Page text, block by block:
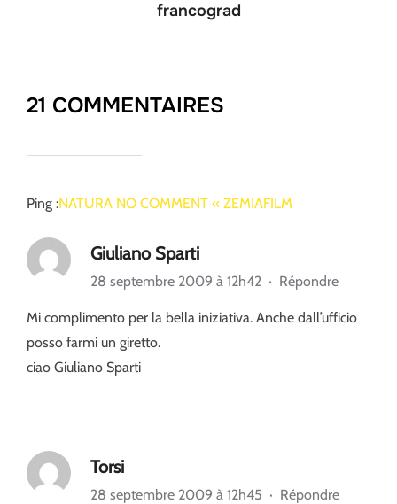
francograd
21 COMMENTAIRES
Ping :NATURA NO COMMENT « ZEMIAFILM
Giuliano Sparti
28 septembre 2009 à 12h42 · Répondre
Mi complimento per la bella iniziativa. Anche dall’ufficio
posso farmi un giretto.
ciao Giuliano Sparti
Torsi
28 septembre 2009 à 12h45 · Répondre